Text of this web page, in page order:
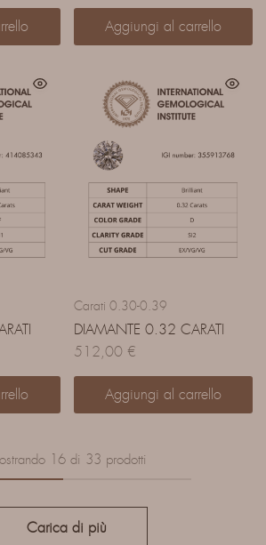
Aggiungi al carrello
Carati 0.30-0.39
DIAMANTE 0.32 CARATI
512,00 €
Aggiungi al carrello
16 di 33 prodotti
Carica di più